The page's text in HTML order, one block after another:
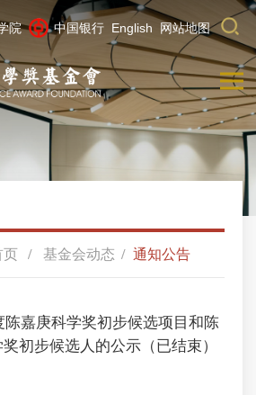
院 中国银行 English 网站地图
页 基金会动态 通知公告
陈嘉庚科学奖初步候选项目和陈
初步候选人的公示（已结束）